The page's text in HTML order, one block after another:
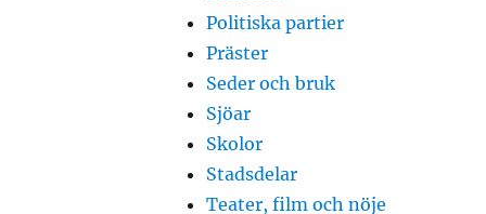
Politiska partier
Präster
Seder och bruk
Sjöar
Skolor
Stadsdelar
Teater, film och nöje